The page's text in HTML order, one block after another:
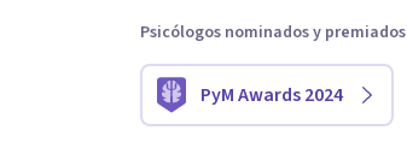
Psicólogos nominados y premiados
PyM Awards 2024